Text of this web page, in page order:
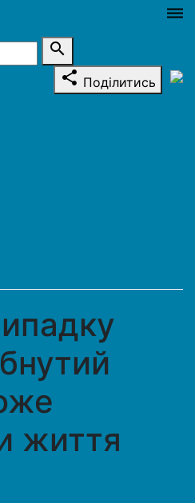
dehaze
search
share Поділитись
життя